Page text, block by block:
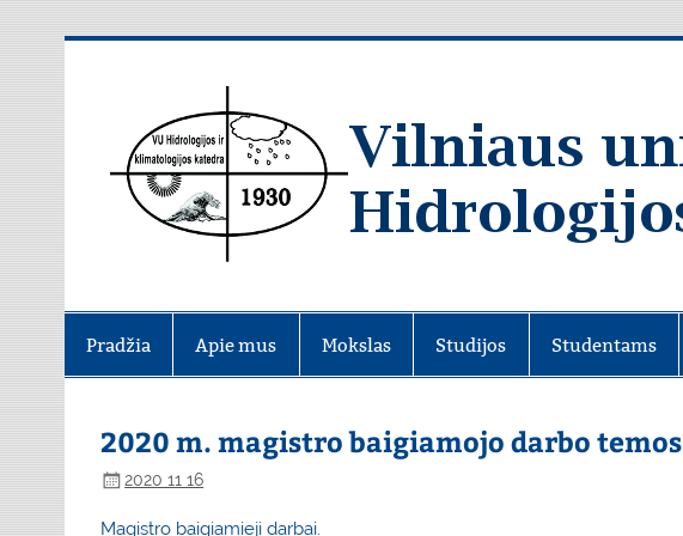
Pradžia Apie mus Mokslas Studijos Studentams
2020 m. magistro baigiamojo darbo temos
2020 11 16
Magistro baigiamieji darbai.